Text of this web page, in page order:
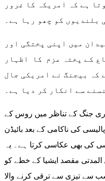
ہے کہ امریکہ کا غرور
بلندیوں کو چھو رہا ہے۔
میں اپنی پختگی اور
کے پختہ عزم کا اظہار
کہ بیجنگ نے امریکی جال
سے انکار کر دیا ہے۔
جنگ کے تناظر میں روس کے
کی ناکامی کے بعد بائیڈن
کی بھی عکاسی کرتا ہے۔ یہ
مقصد ایشیا کے خطے کو
سب سے تیزی سے ترقی کرنے والا